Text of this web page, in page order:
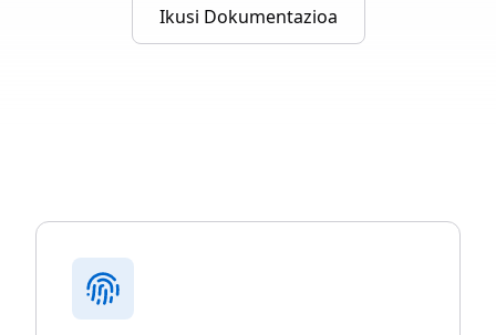
Ikusi Dokumentazioa